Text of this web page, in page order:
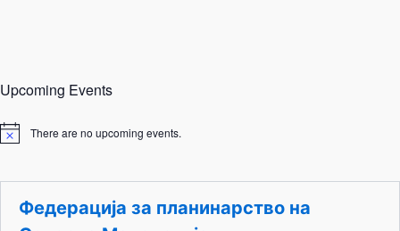
Upcoming Events
N
i
There are no upcoming events.
Федерација за планинарство на